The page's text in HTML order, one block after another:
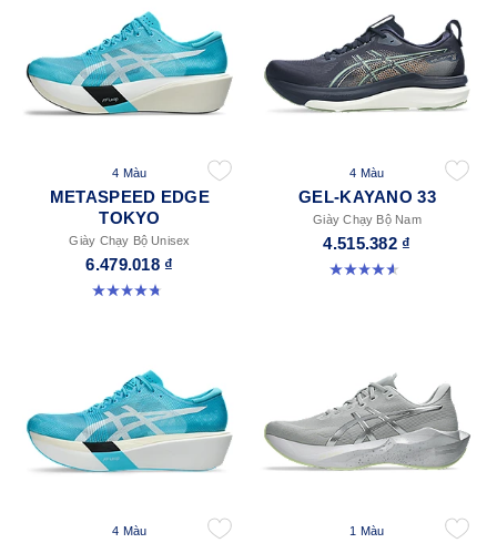
4 Màu
METASPEED EDGE
TOKYO
Giày Chạy Bộ Unisex
6.479.018 ₫
4.8 trong số 5 sao. 469 đánh giá
4 Màu
GEL-KAYANO 33
Giày Chạy Bộ Nam
4.515.382 ₫
4.6 trong số 5 sao. 99 đánh giá
4 Màu 1 Màu